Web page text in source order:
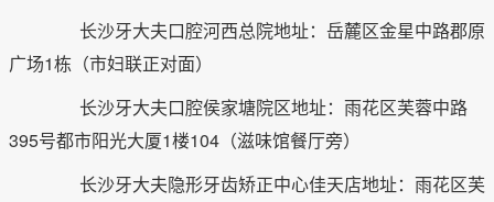
长沙牙大夫口腔河西总院地址：岳麓区金星中路郡原
广场1栋（市妇联正对面）
长沙牙大夫口腔侯家塘院区地址：雨花区芙蓉中路
395号都市阳光大厦1楼104（滋味馆餐厅旁）
长沙牙大夫隐形牙齿矫正中心佳天店地址：雨花区芙